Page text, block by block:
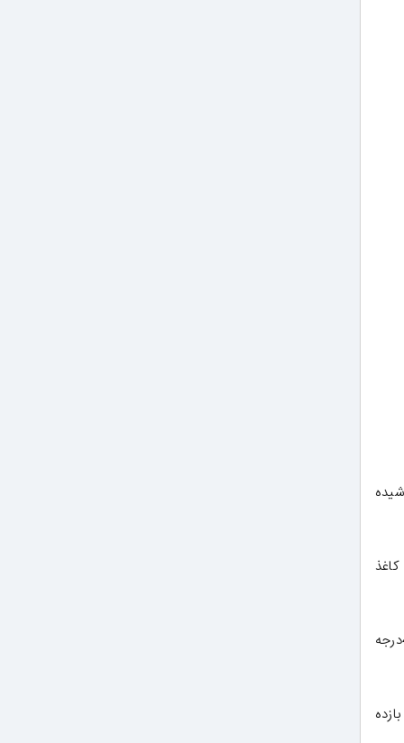
این دستگاه جدید به جای گرم کردن بخش عمده ای از آب، انرژی خود را فقط صرف آب های سطحی کرده و آنها را در 44درجه
بازده